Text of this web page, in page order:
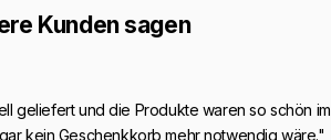
Kunden sagen
geliefert und die Produkte waren so schön im
kein Geschenkkorb mehr notwendig wäre."